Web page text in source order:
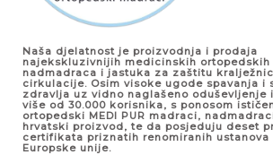
Naša djelatnost je proizvodnja i prodaja
najekskluzivnijih medicinskih ortopedskih
nadmadraca i jastuka za zaštitu
cirkulacije. Osim visoke ugode spavanja i
zdravlja uz vidno naglašeno oduševljenje
više od 30.000 korisnika, s ponosom
ortopedski MEDI PUR madraci,
hrvatski proizvod, te da posjeduju deset
certifikata priznatih renomiranih ustanova
Europske unije.